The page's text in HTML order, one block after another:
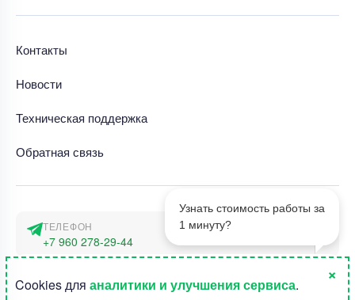
1
Узнать стоимость работы за
1 минуту?
Контакты
Новости
Техническая поддержка
Обратная связь
ТЕЛЕФОН
+7 960 278-29-44
г. Москва, наб. Тараса Шевченко 23а
Cookies для аналитики и улучшения сервиса.
×